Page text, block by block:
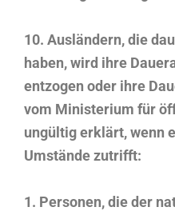
10. Ausländern, die
haben, wird ihre
entzogen oder ihre
vom Ministerium für
ungültig erklärt, wenn
Umstände zutrifft:
1. Personen, die der